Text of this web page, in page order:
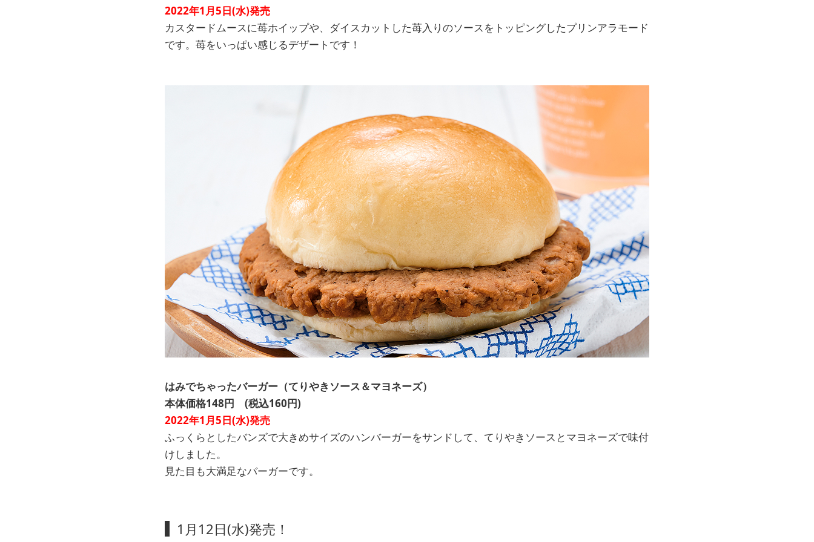
2022年1月5日(水)発売
カスタードムースに苺ホイップや、ダイスカットした苺入りのソースをトッピングしたプリンアラモード
です。苺をいっぱい感じるデザートです！
はみでちゃったバーガー（てりやきソース＆マヨネーズ）
本体価格148円 (税込160円)
2022年1月5日(水)発売
ふっくらとしたバンズで大きめサイズのハンバーガーをサンドして、てりやきソースとマヨネーズで味付
けしました。
見た目も大満足なバーガーです。
1月12日(水)発売！